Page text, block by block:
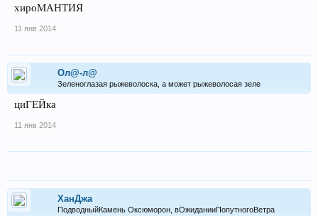
хироМАНТИЯ
11 янв 2014
Ол@-л@
Зеленоглазая рыжеволоска, а может рыжеволосая зеле
циГЕЙка
11 янв 2014
ХанДжа
ПодводныйКамень Оксюморон, вОжиданииПопутногоВетра